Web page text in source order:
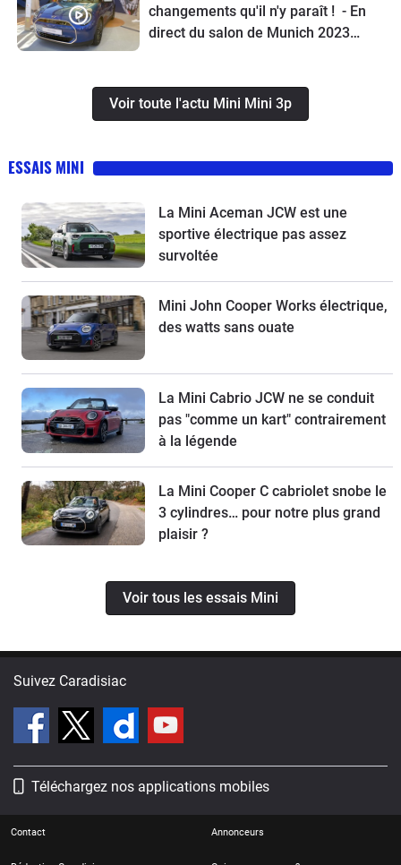
changements qu'il n'y paraît ! - En
direct du salon de Munich 2023
Voir toute l'actu Mini Mini 3p
ESSAIS MINI
La Mini Aceman JCW est une
sportive électrique pas assez
survoltée
Mini John Cooper Works électrique,
des watts sans ouate
La Mini Cabrio JCW ne se conduit
pas "comme un kart" contrairement
à la légende
La Mini Cooper C cabriolet snobe le
3 cylindres… pour notre plus grand
plaisir ?
Voir tous les essais Mini
Suivez Caradisiac
Téléchargez nos applications mobiles
Contact Annonceurs